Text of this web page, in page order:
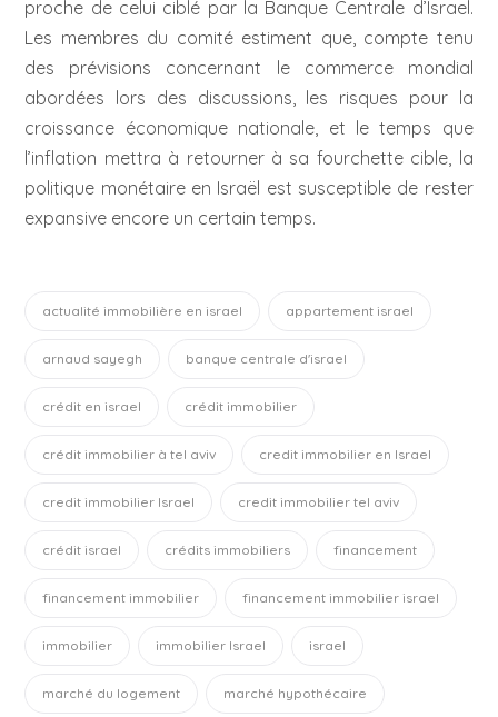
proche de celui ciblé par la Banque Centrale d’Israel.
Les membres du comité estiment que, compte tenu
des prévisions concernant le commerce mondial
abordées lors des discussions, les risques pour la
croissance économique nationale, et le temps que
l’inflation mettra à retourner à sa fourchette cible, la
politique monétaire en Israël est susceptible de rester
expansive encore un certain temps.
actualité immobilière en israel appartement israel
arnaud sayegh banque centrale d'israel
crédit en israel crédit immobilier
crédit immobilier à tel aviv credit immobilier en Israel
credit immobilier Israel credit immobilier tel aviv
crédit israel crédits immobiliers financement
financement immobilier financement immobilier israel
immobilier immobilier Israel israel
marché du logement marché hypothécaire